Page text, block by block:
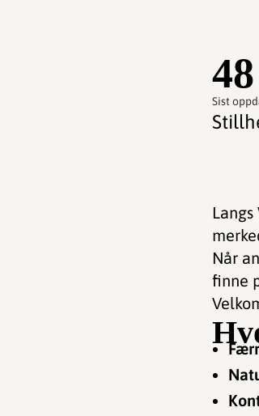
Sist
Når
finne